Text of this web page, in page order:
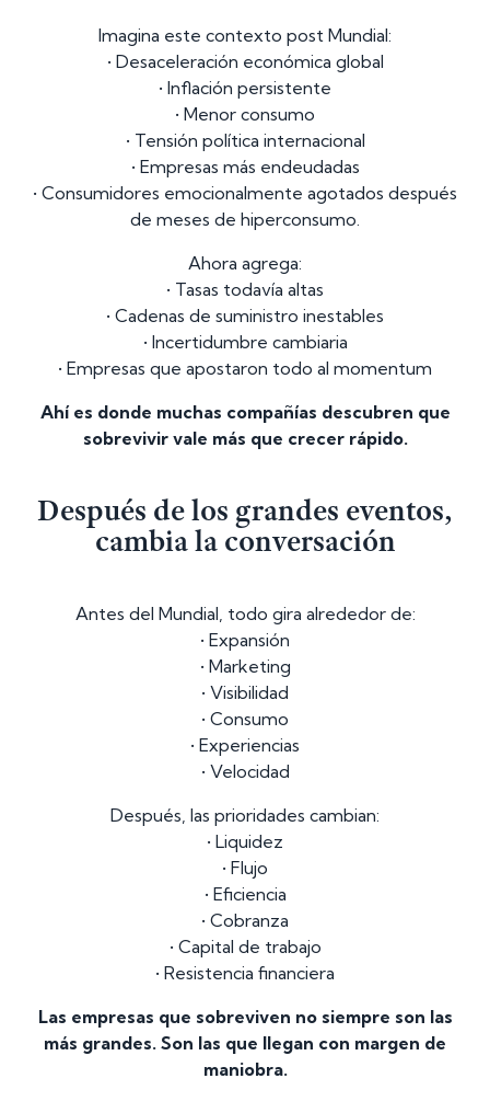
Imagina este contexto post Mundial:
• Desaceleración económica global
• Inflación persistente
• Menor consumo
• Tensión política internacional
• Empresas más endeudadas
• Consumidores emocionalmente agotados después
de meses de hiperconsumo.
Ahora agrega:
• Tasas todavía altas
• Cadenas de suministro inestables
• Incertidumbre cambiaria
• Empresas que apostaron todo al momentum
Ahí es donde muchas compañías descubren que
sobrevivir vale más que crecer rápido.
Después de los grandes eventos,
cambia la conversación
Antes del Mundial, todo gira alrededor de:
• Expansión
• Marketing
• Visibilidad
• Consumo
• Experiencias
• Velocidad
Después, las prioridades cambian:
• Liquidez
• Flujo
• Eficiencia
• Cobranza
• Capital de trabajo
• Resistencia financiera
Las empresas que sobreviven no siempre son las
más grandes. Son las que llegan con margen de
maniobra.